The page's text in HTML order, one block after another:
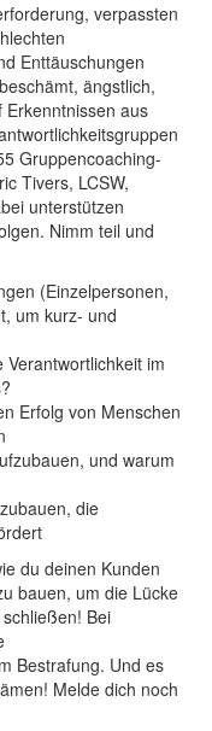
verpassten
Enttäuschungen
ängstlich,
aus
Gruppencoaching-
Tivers, LCSW,
unterstützen
Nimm teil und
(Einzelpersonen,
um kurz- und
im
Erfolg von Menschen
und warum
die
du deinen Kunden
bauen, um die Lücke
Bei
Bestrafung. Und es
Melde dich noch